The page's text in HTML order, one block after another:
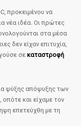
προκειμένου να
νέα ιδέα. Οι πρώτες
στα μέσα
δεν είχαν επιτυχία,
σεκαταστροφή
ψύξης απόψυξης των
και είχαμε τον
επετεύχθη με τη